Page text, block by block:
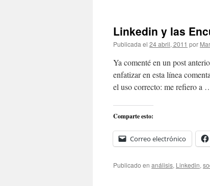
Linkedin y las
Publicada el 24 abril, 2011 por
Ya comenté en un post
enfatizar en esta línea
el uso correcto: me refiero a
Comparte esto:
Correo electrónico
Publicado en análisis, Linkedin,